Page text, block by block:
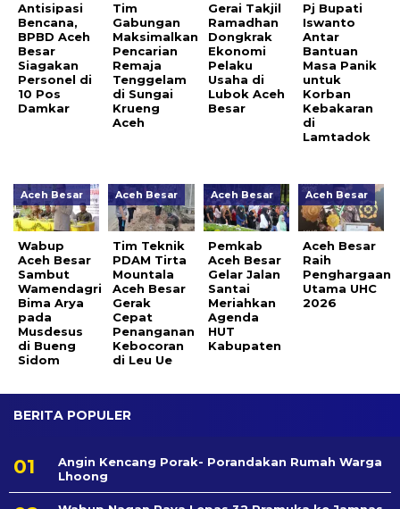
Antisipasi
Bencana,
BPBD Aceh
Besar
Siagakan
Personel di
10 Pos
Damkar
Tim
Gabungan
Maksimalkan
Pencarian
Remaja
Tenggelam
di Sungai
Krueng
Aceh
Gerai Takjil
Ramadhan
Dongkrak
Ekonomi
Pelaku
Usaha di
Lubok Aceh
Besar
Pj Bupati
Iswanto
Antar
Bantuan
Masa Panik
untuk
Korban
Kebakaran
di
Lamtadok
Aceh Besar
Wabup
Aceh Besar
Sambut
Wamendagri
Bima Arya
pada
Musdesus
di Bueng
Sidom
Aceh Besar
Tim Teknik
PDAM Tirta
Mountala
Aceh Besar
Gerak
Cepat
Penanganan
Kebocoran
di Leu Ue
Aceh Besar
Pemkab
Aceh Besar
Gelar Jalan
Santai
Meriahkan
Agenda
HUT
Kabupaten
Aceh Besar
Aceh Besar
Raih
Penghargaan
Utama UHC
2026
BERITA POPULER
Angin Kencang Porak- Porandakan Rumah Warga
Lhoong